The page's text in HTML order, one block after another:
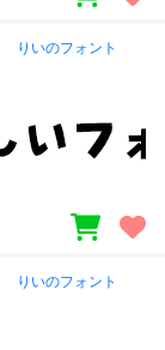
りいのフォント
りいのフォント